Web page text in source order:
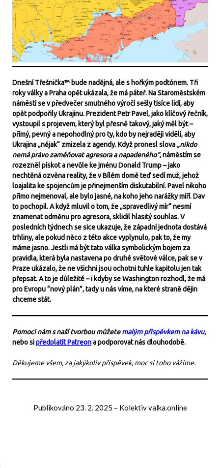
Dnešní Třešnička™ bude nadějná, ale s hořkým podtónem. Tři
roky války a Praha opět ukázala, že má páteř. Na Staroměstském
náměstí se v předvečer smutného výročí sešly tisíce lidí, aby
opět podpořily Ukrajinu. Prezident Petr Pavel, jako klíčový řečník,
vystoupil s projevem, který byl přesně takový, jaký měl být –
přímý, pevný a nepohodlný pro ty, kdo by nejraději viděli, aby
Ukrajina „nějak“ zmizela z agendy. Když pronesl slova „nikdo
nemá právo zaměňovat agresora a napadeného“, náměstím se
rozezněl pískot a nevůle ke jménu Donald Trump – jako
nechtěná ozvěna reality, že v Bílém domě teď sedí muž, jehož
loajalita ke spojencům je přinejmenším diskutabilní. Pavel nikoho
přímo nejmenoval, ale bylo jasné, na koho jeho narážky míří. Dav
to pochopil. A když mluvil o tom, že „spravedlivý mír“ nesmí
znamenat odměnu pro agresora, sklidil hlasitý souhlas. V
posledních týdnech se sice ukazuje, že západní jednota dostává
trhliny, ale pokud něco z této akce vyplynulo, pak to, že my
máme jasno. Jestli má být tato válka symbolickým bojem za
pravidla, která byla nastavena po druhé světové válce, pak se v
Praze ukázalo, že ne všichni jsou ochotni tuhle kapitolu jen tak
přepsat. A to je důležité – i kdyby se Washington rozhodl, že má
pro Evropu “nový plán”, tady u nás víme, na které straně dějin
chceme stát.
Pomoci nám s naší tvorbou můžetemalým příspěvkem na kávu,
nebo sipředplatit Patreona podporovat nás dlouhodobě.
Děkujeme všem, za jakýkoliv příspěvek, moc si toho vážíme.
Publikováno 23. 2. 2025 – Kolektiv valka.online